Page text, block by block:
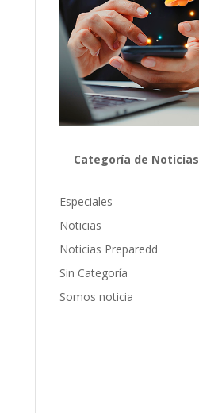
Categoría de Noticias
Especiales
Noticias
Noticias Preparedd
Sin Categoría
Somos noticia